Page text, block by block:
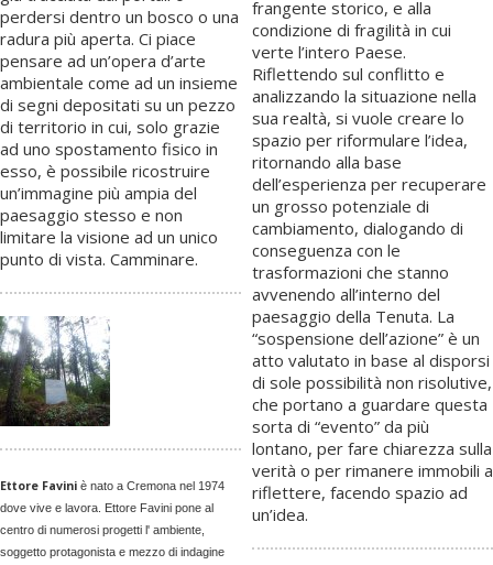
perdersi dentro un bosco o una
radura più aperta. Ci piace
pensare ad un’opera d’arte
ambientale come ad un insieme
di segni depositati su un pezzo
di territorio in cui, solo grazie
ad uno spostamento fisico in
esso, è possibile ricostruire
un’immagine più ampia del
paesaggio stesso e non
limitare la visione ad un unico
punto di vista. Camminare.
Ettore Favini è nato a Cremona nel 1974
dove vive e lavora. Ettore Favini pone al
centro di numerosi progetti l' ambiente,
soggetto protagonista e mezzo di indagine
frangente storico, e alla
condizione di fragilità in cui
verte l’intero Paese.
Riflettendo sul conflitto e
analizzando la situazione nella
sua realtà, si vuole creare lo
spazio per riformulare l’idea,
ritornando alla base
dell’esperienza per recuperare
un grosso potenziale di
cambiamento, dialogando di
conseguenza con le
trasformazioni che stanno
avvenendo all’interno del
paesaggio della Tenuta. La
“sospensione dell’azione” è un
atto valutato in base al disporsi
di sole possibilità non risolutive,
che portano a guardare questa
sorta di “evento” da più
lontano, per fare chiarezza sulla
verità o per rimanere immobili a
riflettere, facendo spazio ad
un’idea.